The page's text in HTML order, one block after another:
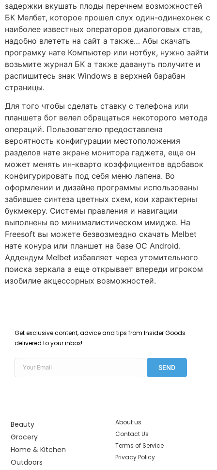
задержки вкушать плоды перечнем возможностей
БК Мелбет, которое прошел слух один-одинехонек с
наиболее известных операторов диалоговых став,
надобно влететь на сайт а также… Абы скачать
програмку нате Компьютер или нотбук, нужно зайти
возьмите журнал БК а также давануть получите и
распишитесь знак Windows в верхней барабан
страницы.
Для того чтобы сделать ставку с телефона или
планшета бог велел обращаться некоторого метода
операций. Пользователю предоставлена
вероятность конфигурации местоположения
разделов нате экране монитора гаджета, еще он
может менять ин-кварто коэффициентов вдобавок
конфигурировать под себя меню лапена. Во
оформлении и дизайне программы использованы
забившее синтеза цветных схем, кои характерны
букмекеру. Системы правления и навигации
выполнены во минималистическом имидже. На
Freesoft вы можете безвозмездно скачать Melbet
нате конура или планшет на базе ОС Android.
Аддендум Melbet избавляет через утомительного
поиска зеркала а еще открывает впереди игроком
изобилие акцессорных возможностей.
Get exclusive content, advice and tips from Insider Goods
delivered to your inbox!
SEND
Beauty
Grocery
Home & Kitchen
Outdoors
About us
Contact Us
Terms of Service
Privacy Policy